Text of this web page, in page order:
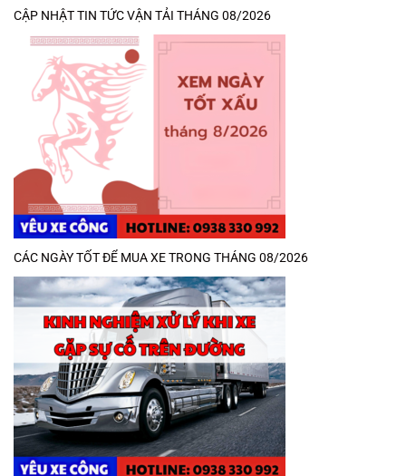
CẬP NHẬT TIN TỨC VẬN TẢI THÁNG 08/2026
CÁC NGÀY TỐT ĐỂ MUA XE TRONG THÁNG 08/2026